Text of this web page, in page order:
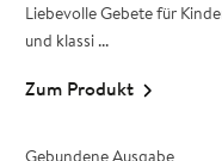
Liebevolle Gebete für
und klassi ...
Zum Produkt